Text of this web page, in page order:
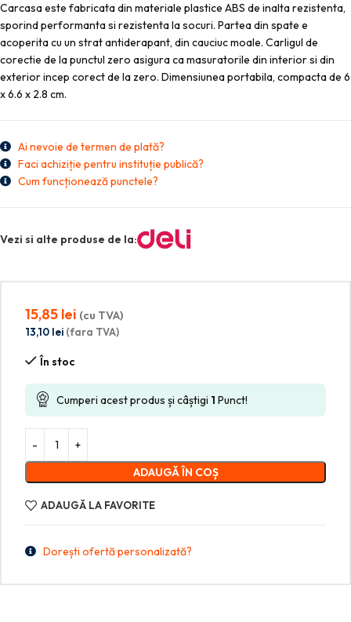
Carcasa este fabricata din materiale plastice ABS de inalta rezistenta,
sporind performanta si rezistenta la socuri. Partea din spate e
acoperita cu un strat antiderapant, din cauciuc moale. Carligul de
corectie de la punctul zero asigura ca masuratorile din interior si din
exterior incep corect de la zero. Dimensiunea portabila, compacta de 6
x 6.6 x 2.8 cm.
Ai nevoie de termen de plată?
Faci achiziție pentru instituție publică?
Cum funcționează punctele?
Vezi si alte produse de la:
15,85 lei (cu TVA)
13,10 lei (fara TVA)
În stoc
Cumperi acest produs și câștigi 1 Punct!
ADAUGĂ ÎN COȘ
ADAUGĂ LA FAVORITE
Dorești ofertă personalizată?